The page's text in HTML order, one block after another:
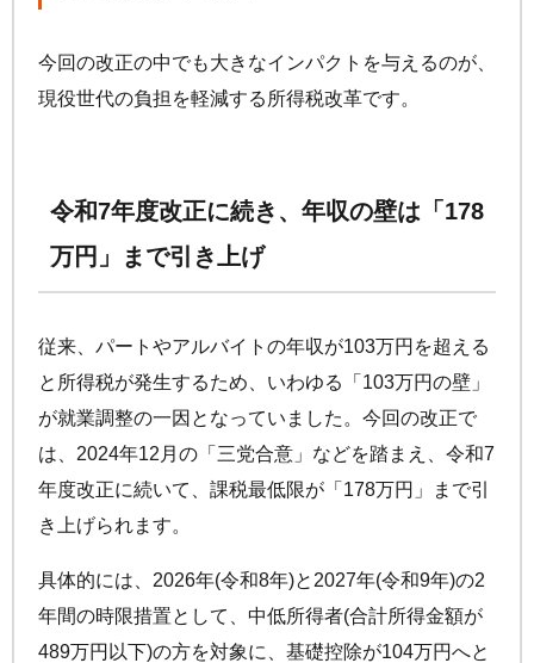
今回の改正の中でも大きなインパクトを与えるのが、
現役世代の負担を軽減する所得税改革です。
令和7年度改正に続き、年収の壁は「178
万円」まで引き上げ
従来、パートやアルバイトの年収が103万円を超える
と所得税が発生するため、いわゆる「103万円の壁」
が就業調整の一因となっていました。今回の改正で
は、2024年12月の「三党合意」などを踏まえ、令和7
年度改正に続いて、課税最低限が「178万円」まで引
き上げられます。
具体的には、2026年(令和8年)と2027年(令和9年)の2
年間の時限措置として、中低所得者(合計所得金額が
489万円以下)の方を対象に、基礎控除が104万円へと